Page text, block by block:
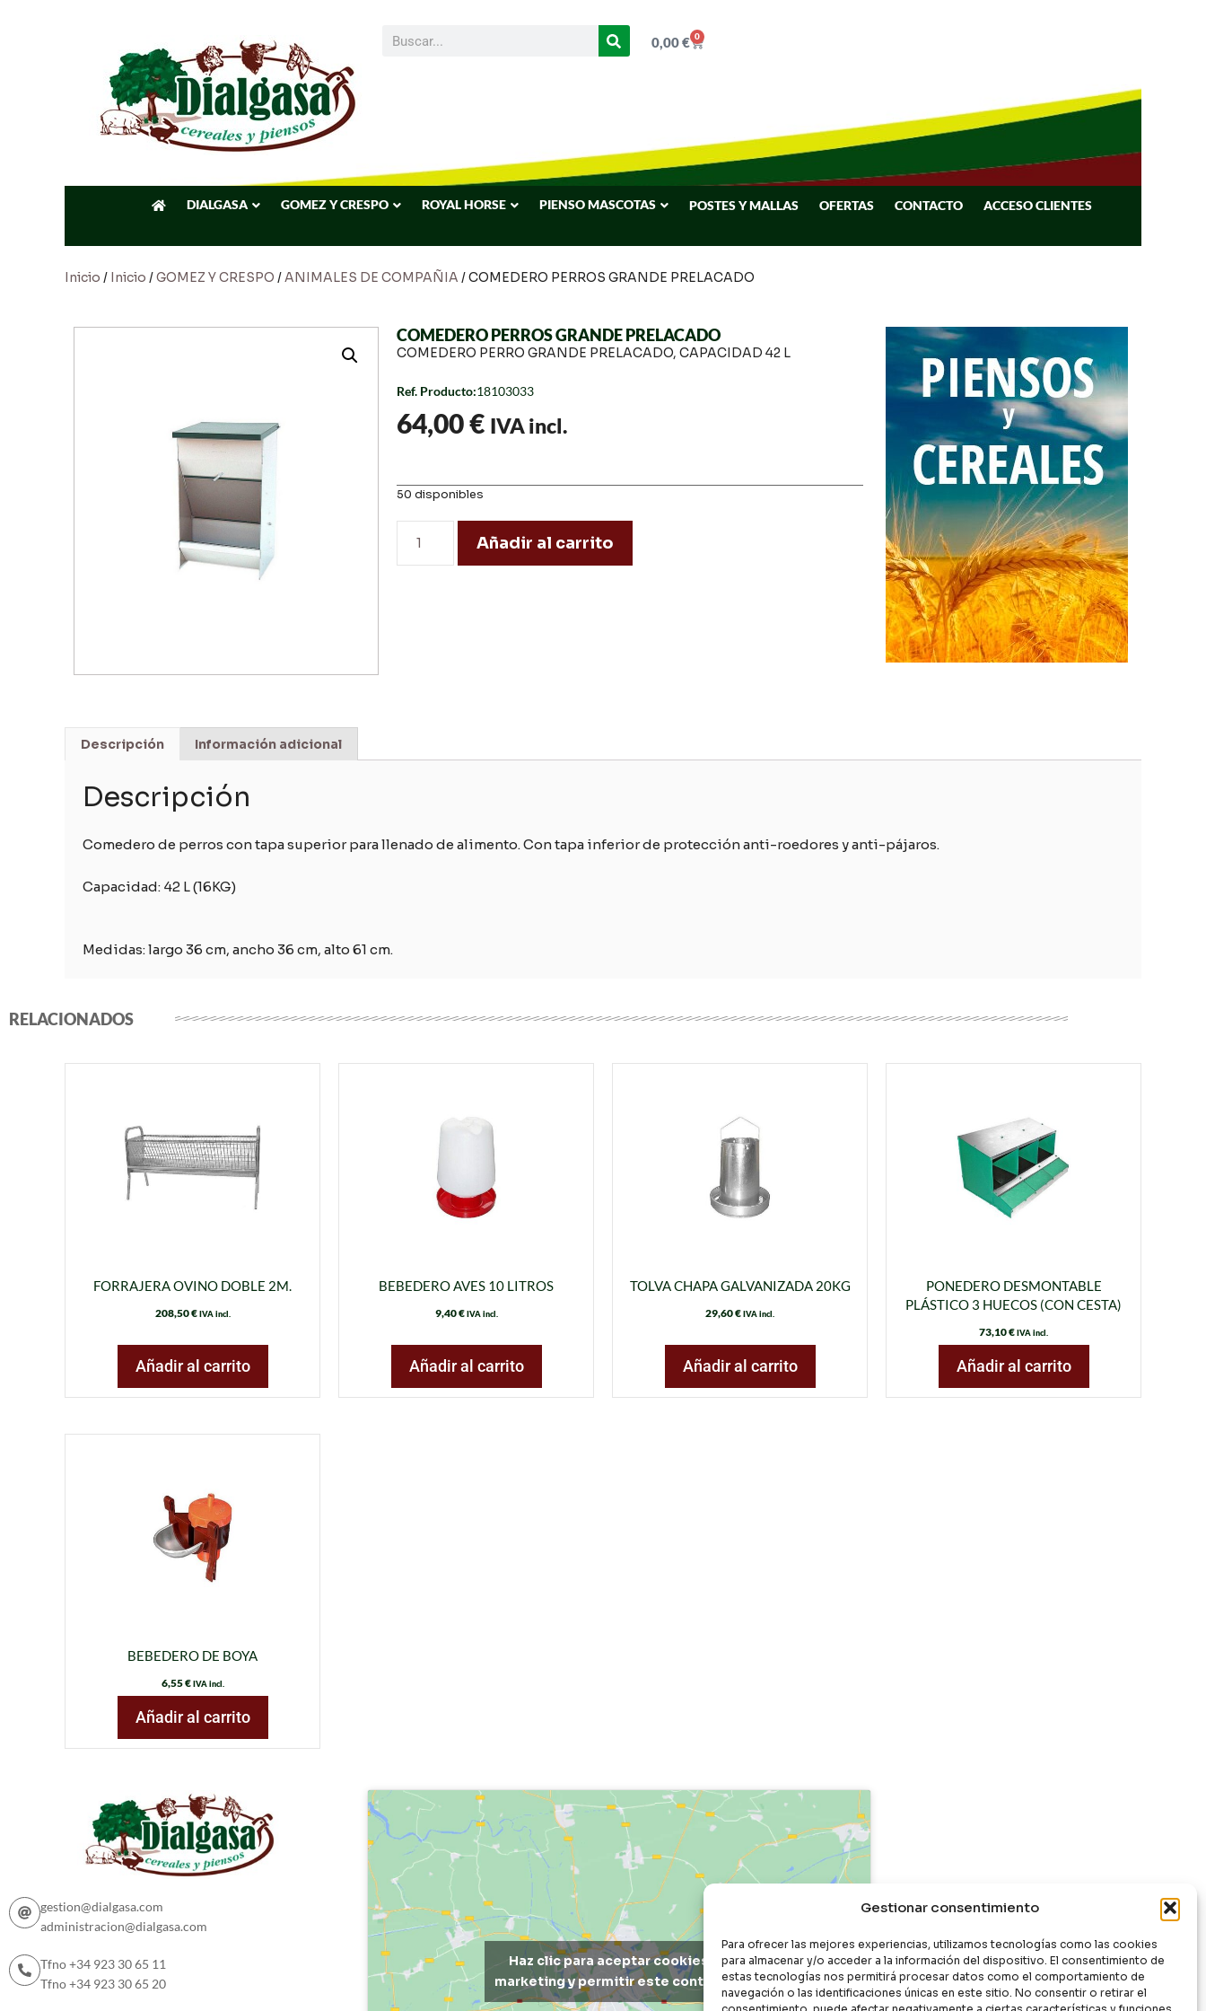
Gestionar consentimiento
Para ofrecer las mejores experiencias, utilizamos tecnologías como las cookies
para almacenar y/o acceder a la información del dispositivo. El consentimiento de
estas tecnologías nos permitirá procesar datos como el comportamiento de
navegación o las identificaciones únicas en este sitio. No consentir o retirar el
0,00€ 0
DIALGASA GOMEZ Y CRESPO ROYAL HORSE PIENSO MASCOTAS POSTES Y MALLAS OFERTAS CONTACTO ACCESO CLIENTES
Inicio / Inicio /GOMEZ Y CRESPO /ANIMALES DE COMPAÑIA / COMEDERO PERROS GRANDE PRELACADO
COMEDERO PERROS GRANDE PRELACADO
COMEDERO PERRO GRANDE PRELACADO, CAPACIDAD 42 L
Ref. Producto:18103033
64,00€ IVA incl.
50 disponibles
Añadir al carrito
Descripción Información adicional
Descripción
Comedero de perros con tapa superior para llenado de alimento. Con tapa inferior de protección anti-roedores y anti-pájaros.
Capacidad: 42 L (16KG)
Medidas: largo 36 cm, ancho 36 cm, alto 61 cm.
RELACIONADOS
FORRAJERA OVINO DOBLE 2M.
208,50€ IVA incl.
Añadir al carrito
BEBEDERO AVES 10 LITROS
9,40€ IVA incl.
Añadir al carrito
TOLVA CHAPA GALVANIZADA 20KG
29,60€IVA incl.
Añadir al carrito
PONEDERO DESMONTABLE
PLÁSTICO 3 HUECOS (CON CESTA)
73,10€IVA incl.
Añadir al carrito
BEBEDERO DE BOYA
6,55€ IVA incl.
Añadir al carrito
gestion@dialgasa.com
administracion@dialgasa.com
Tfno +34 923 30 65 11
Tfno +34 923 30 65 20
Haz clic para aceptar cookies de
marketing y permitir este contenido